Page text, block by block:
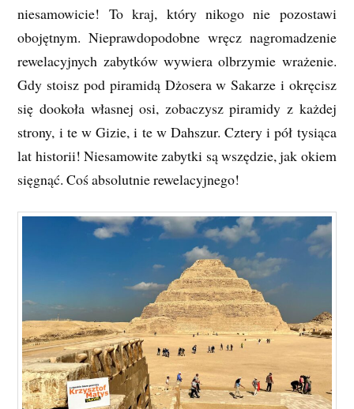
niesamowicie! To kraj, który nikogo nie pozostawi
obojętnym. Nieprawdopodobne wręcz nagromadzenie
rewelacyjnych zabytków wywiera olbrzymie wrażenie.
Gdy stoisz pod piramidą Dżosera w Sakarze i okręcisz
się dookoła własnej osi, zobaczysz piramidy z każdej
strony, i te w Gizie, i te w Dahszur. Cztery i pół tysiąca
lat historii! Niesamowite zabytki są wszędzie, jak okiem
sięgnąć. Coś absolutnie rewelacyjnego!